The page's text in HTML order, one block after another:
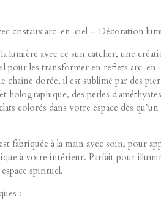
cristaux arc-en-ciel – Décoration
lumière avec ce sun catcher, une
pour les transformer en reflets arc-
chaîne dorée, il est sublimé par des
holographique, des perles
colorés dans votre espace dès
fabriquée à la main avec soin, pour
à votre intérieur. Parfait pour
spirituel.
: